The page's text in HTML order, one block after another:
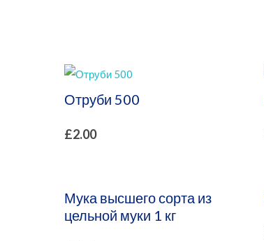
Отруби 500
£2.00
Мука высшего сорта из
цельной муки 1 кг